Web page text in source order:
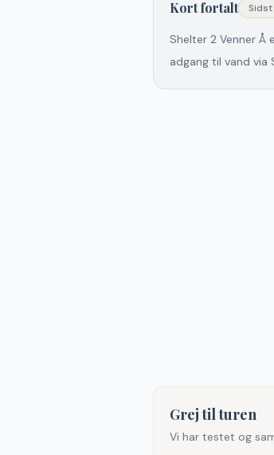
Kort fortalt
Shelter 2 Venner
adgang til vand via
Grej til turen
Vi har testet og